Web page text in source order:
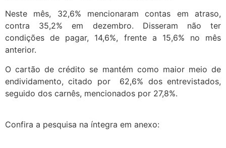
Neste mês, 32,6% mencionaram contas em atraso,
contra 35,2% em dezembro. Disseram não ter
condições de pagar, 14,6%, frente a 15,6% no mês
anterior.
O cartão de crédito se mantém como maior meio de
endividamento, citado por 62,6% dos entrevistados,
seguido dos carnês, mencionados por 27,8%.
Confira a pesquisa na íntegra em anexo: